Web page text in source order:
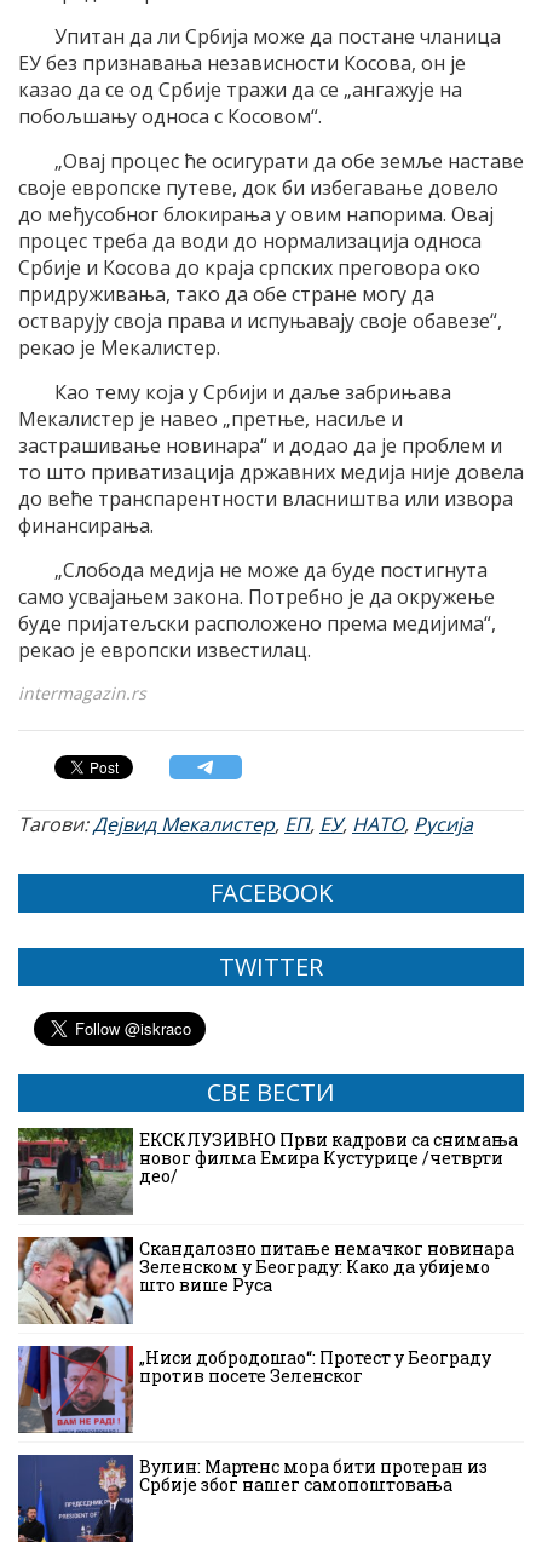
Упитан да ли Србија може да постане чланица
ЕУ без признавања независности Косова, он је
казао да се од Србије тражи да се „ангажује на
побољшању односа с Косовом“.
„Овај процес ће осигурати да обе земље наставе
своје европске путеве, док би избегавање довело
до међусобног блокирања у овим напорима. Овај
процес треба да води до нормализација односа
Србије и Косова до краја српских преговора око
придруживања, тако да обе стране могу да
остварују своја права и испуњавају своје обавезе“,
рекао је Мекалистер.
Као тему која у Србији и даље забрињава
Мекалистер је навео „претње, насиље и
застрашивање новинара“ и додао да је проблем и
то што приватизација државних медија није довела
до веће транспарентности власништва или извора
финансирања.
„Слобода медија не може да буде постигнута
само усвајањем закона. Потребно је да окружење
буде пријатељски расположено према медијима“,
рекао је европски известилац.
intermagazin.rs
Тагови:Дејвид Мекалистер, ЕП, ЕУ, НАТО, Русија
FACEBOOK
TWITTER
СВЕ ВЕСТИ
ЕКСКЛУЗИВНО Први кадрови са снимања
новог филма Емира Кустурице /четврти
део/
Скандалозно питање немачког новинара
Зеленском у Београду: Како да убијемо
што више Руса
„Ниси добродошао“: Протест у Београду
против посете Зеленског
Вулин: Мартенс мора бити протеран из
Србије због нашег самопоштовања